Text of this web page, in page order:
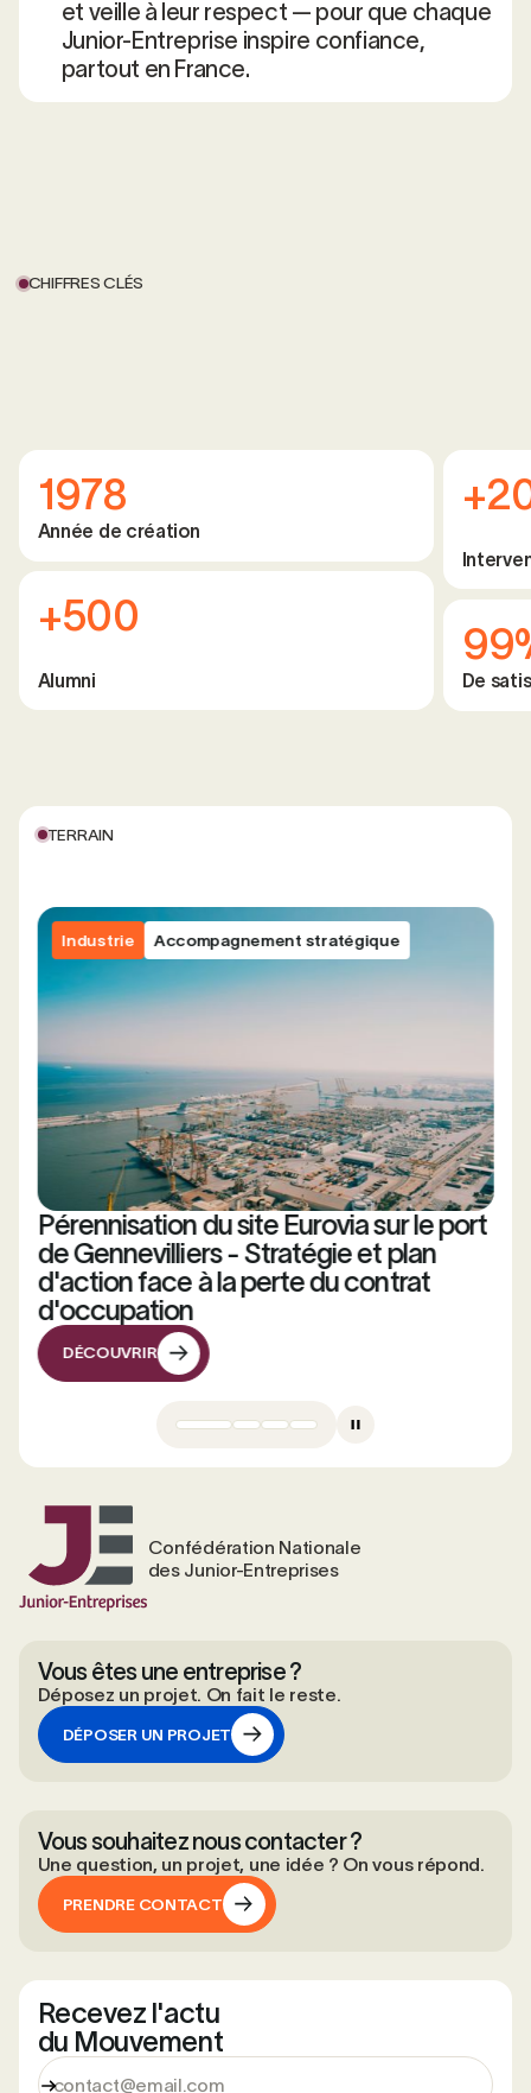
et veille à leur respect — pour que chaque
Junior-Entreprise inspire confiance,
partout en France.
CHIFFRES CLÉS
1978
Année de création
+500
Alumni De
TERRAIN
Industrie Accompagnement stratégique
Pérennisation du site Eurovia sur le port
de Gennevilliers - Stratégie et plan
d'action face à la perte du contrat
d'occupation
DÉCOUVRIR
Confédération Nationale
des Junior-Entreprises
Vous êtes une entreprise ?
Déposez un projet. On fait le reste.
DÉPOSER UN PROJET
Vous souhaitez nous contacter ?
Une question, un projet, une idée ? On vous répond.
PRENDRE CONTACT
Recevez l'actu
du Mouvement